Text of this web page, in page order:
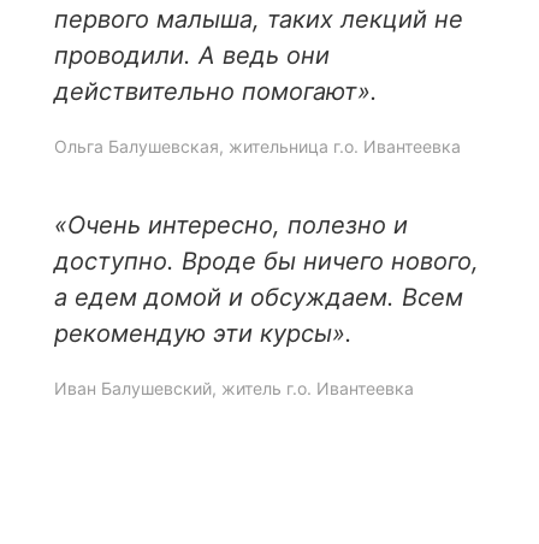
первого малыша, таких лекций не
проводили. А ведь они
действительно помогают».
Ольга Балушевская, жительница г.о. Ивантеевка
«Очень интересно, полезно и
доступно. Вроде бы ничего нового,
а едем домой и обсуждаем. Всем
рекомендую эти курсы».
Иван Балушевский, житель г.о. Ивантеевка